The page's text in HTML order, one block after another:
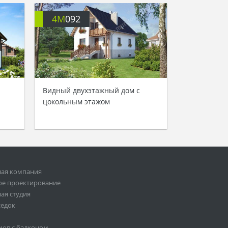
4M092
Видный двухэтажный дом с
цокольным этажом
компания
проектирование
студия